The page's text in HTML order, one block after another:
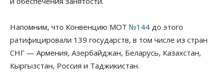
Напомним, что Конвенцию МОТ №144 до этого
ратифицировали 139 государств, в том числе из стран
СНГ — Армения, Азербайджан, Беларусь, Казахстан,
Кыргызстан, Россия и Таджикистан.